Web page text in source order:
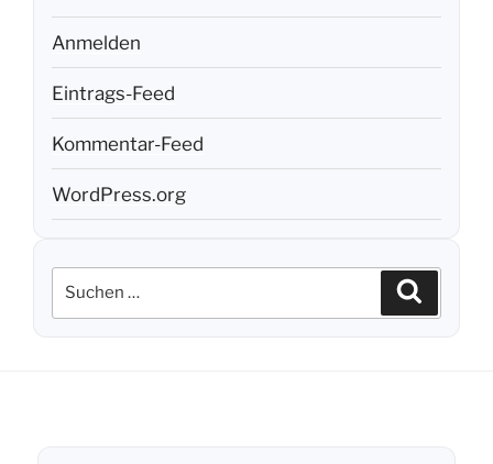
Anmelden
Eintrags-Feed
Kommentar-Feed
WordPress.org
Suchen
nach: